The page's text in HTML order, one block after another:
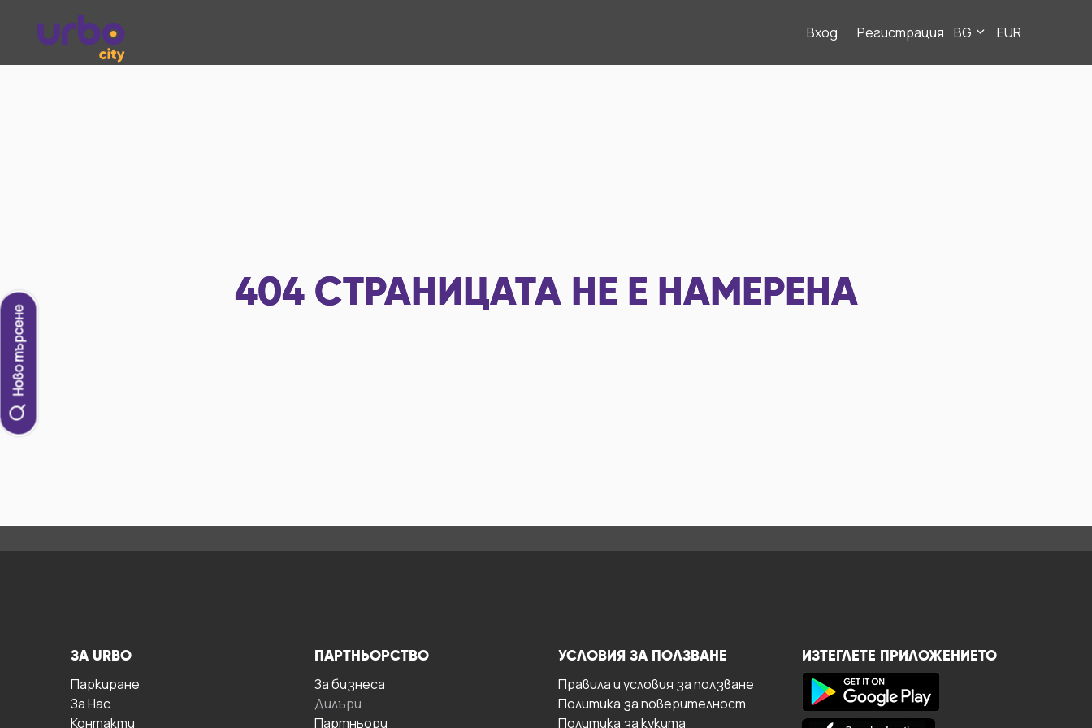
Вход Регистрация BG EUR
Ново търсене
404 СТРАНИЦАТА НЕ Е НАМЕРЕНА
ЗА URBO
Паркиране
За Hас
Контакти
ПАРТНЬОРСТВО
За бизнесa
Дилъри
Партньори
УСЛОВИЯ ЗА ПОЛЗВАНЕ
Правила и условия за ползване
Политика за поверителност
Политика за кукита
ИЗТЕГЛЕТЕ ПРИЛОЖЕНИЕТО